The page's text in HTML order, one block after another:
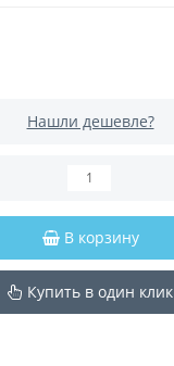
Нашли дешевле?
В корзину
Купить в один клик